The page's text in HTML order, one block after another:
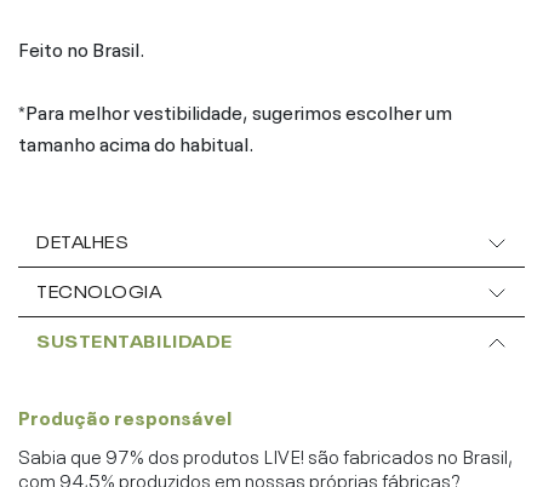
Feito no Brasil.
*Para melhor vestibilidade, sugerimos escolher um
tamanho acima do habitual.
DETALHES
TECNOLOGIA
SUSTENTABILIDADE
Produção responsável
Sabia que 97% dos produtos LIVE! são fabricados no Brasil,
com 94,5% produzidos em nossas próprias fábricas?